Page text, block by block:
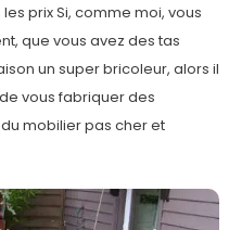
prix Si, comme moi, vous
que vous avez des tas
un super bricoleur, alors il
vous fabriquer des
mobilier pas cher et